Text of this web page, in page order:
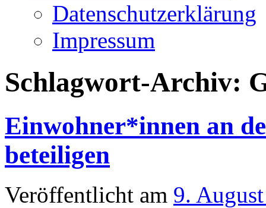
Datenschutzerklärung
Impressum
Schlagwort-Archiv:
Einwohner*innen an
beteiligen
Veröffentlicht am 9.